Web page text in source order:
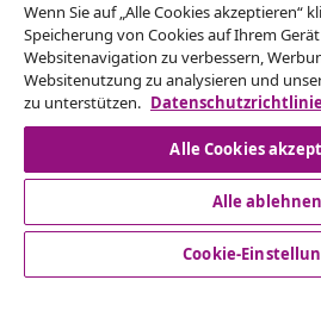
vidaXL
Mehr entdecken
© 2008-2026 vidaXL -
Wenn Sie auf „Alle Cookies akzeptieren“
Speicherung von Cookies auf Ihrem
Websitenavigation zu verbessern,
Websitenutzung zu analysieren und
zu unterstützen.
Alle Cookies
Alle ablehnen
Cookie-